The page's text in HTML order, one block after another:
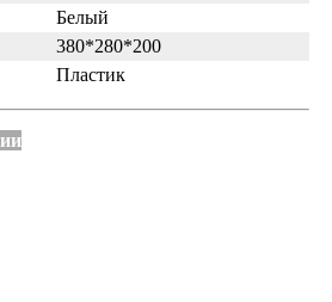
Белый
380*280*200
Пластик